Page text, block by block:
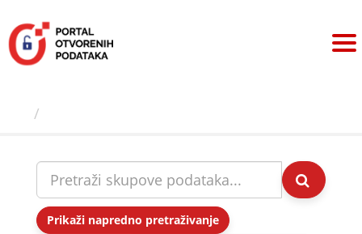
sadržaj
Prikaži napredno pretraživanje